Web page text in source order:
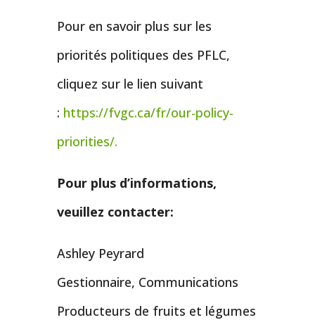
Pour en savoir plus sur les
priorités politiques des PFLC,
cliquez sur le lien suivant
: https://fvgc.ca/fr/our-policy-
priorities/.
Pour plus d’informations,
veuillez contacter:
Ashley Peyrard
Gestionnaire, Communications
Producteurs de fruits et légumes